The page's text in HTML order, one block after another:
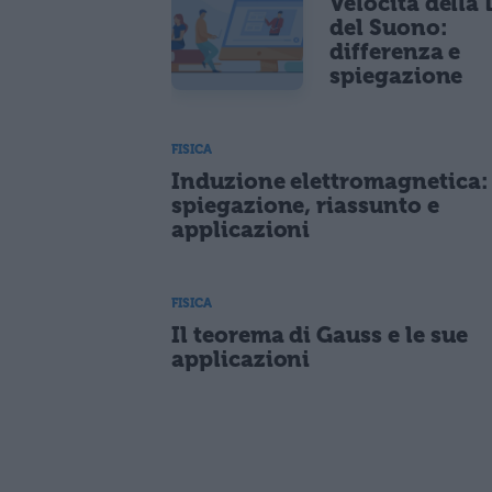
del Suono:
differenza e
spiegazione
FISICA
Induzione elettromagnetica:
spiegazione, riassunto e
applicazioni
FISICA
Il teorema di Gauss e le sue
applicazioni